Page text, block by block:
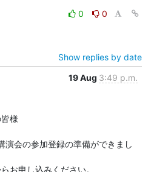
0
0
Show replies by date
19 Aug 3:49 p.m.
様
演会の参加登録の準備ができまし